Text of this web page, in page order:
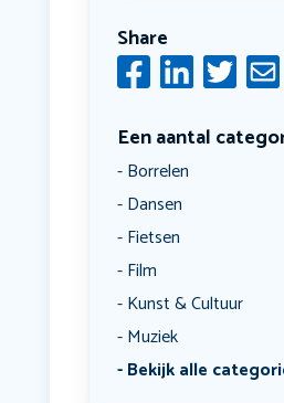
Share
Een aantal
Borrelen
Dansen
Fietsen
Film
Kunst & Cultuur
Muziek
Bekijk alle